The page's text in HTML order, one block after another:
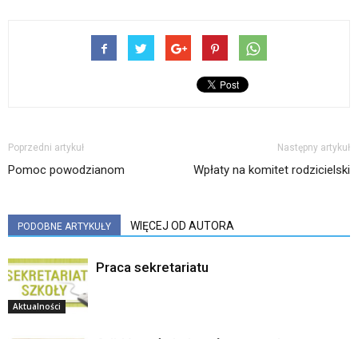
Poprzedni artykuł
Pomoc powodzianom
Następny artykuł
Wpłaty na komitet rodzicielski
PODOBNE ARTYKUŁY WIĘCEJ OD AUTORA
Aktualności
Praca sekretariatu